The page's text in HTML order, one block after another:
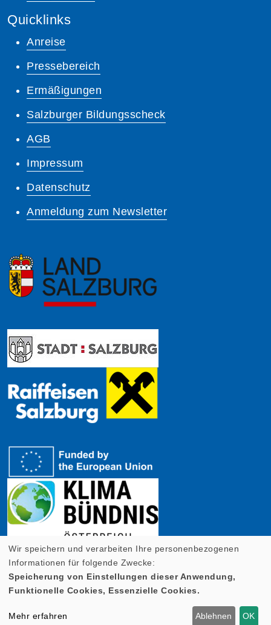
Quicklinks
Anreise
Pressebereich
Ermäßigungen
Salzburger Bildungsscheck
AGB
Impressum
Datenschutz
Anmeldung zum Newsletter
Cookie Einstellungen
Wir speichern und verarbeiten Ihre personenbezogenen
Informationen für folgende Zwecke:
Speicherung von Einstellungen dieser Anwendung,
Funktionelle Cookies, Essenzielle Cookies.
Mehr erfahren Ablehnen OK